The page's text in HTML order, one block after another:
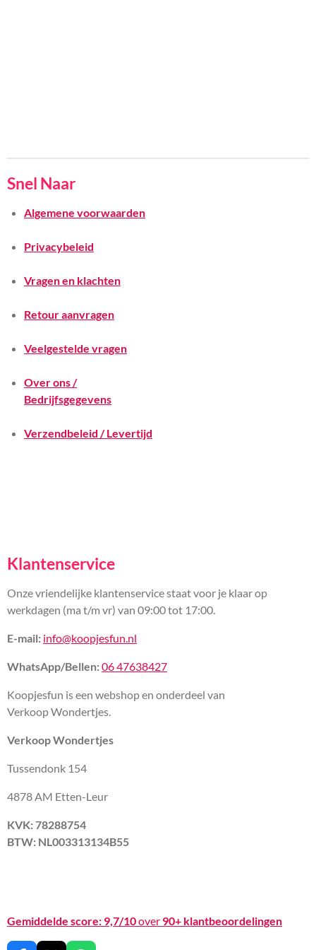
Snel Naar
Algemene voorwaarden
Privacybeleid
Vragen en klachten
Retour aanvragen
Veelgestelde vragen
Over ons /
Bedrijfsgegevens
Verzendbeleid / Levertijd
Klantenservice
Onze vriendelijke klantenservice staat voor je klaar op
werkdagen (ma t/m vr) van 09:00 tot 17:00.
E-mail: info@koopjesfun.nl
WhatsApp/Bellen:06 47638427
Koopjesfun is een webshop en onderdeel van
Verkoop Wondertjes.
Verkoop Wondertjes
Tussendonk 154
4878 AM Etten-Leur
KVK: 78288754
BTW: NL003313134B55
Gemiddelde score: 9,7/10over 90+ klantbeoordelingen